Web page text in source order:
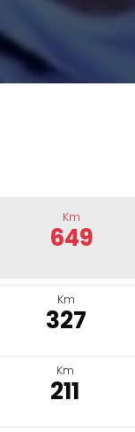
Km
649
Km
327
Km
211